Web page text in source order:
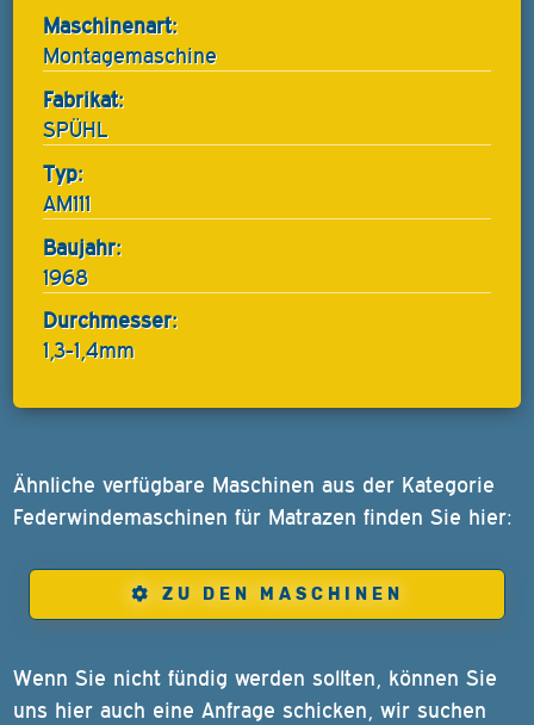
Maschinenart:
Montagemaschine
Fabrikat:
SPÜHL
Typ:
AM111
Baujahr:
1968
Durchmesser:
1,3-1,4mm
Ähnliche verfügbare Maschinen aus der Kategorie
Federwindemaschinen für Matrazen finden Sie hier:
ZU DEN MASCHINEN
Wenn Sie nicht fündig werden sollten, können Sie
uns hier auch eine Anfrage schicken, wir suchen